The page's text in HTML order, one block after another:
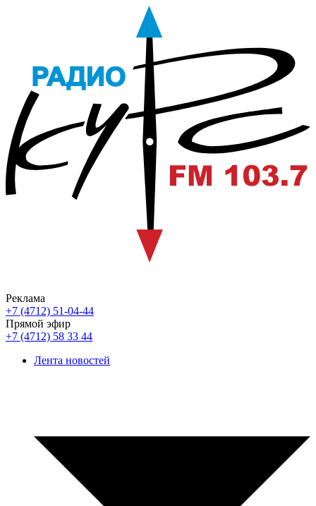
Реклама
+7 (4712) 51-04-44
Прямой эфир
+7 (4712) 58 33 44
Лента новостей